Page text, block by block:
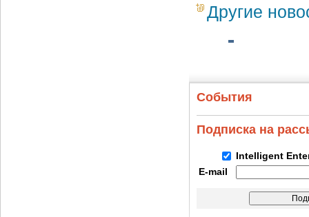
Другие
События
Подписка на
Intelligent
E-mail